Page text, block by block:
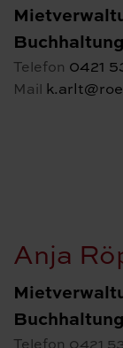
Buchhaltung
Telefon 0421
Mail
Anja
Buchhaltung
Telefon 0421